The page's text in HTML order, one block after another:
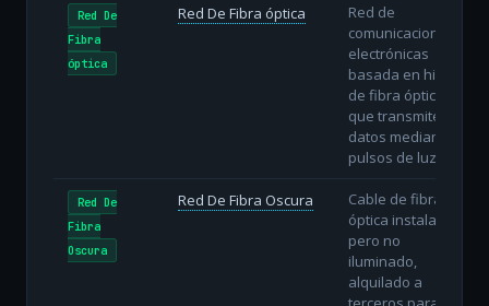
Red De
Fibra
óptica
Red De Fibra óptica
Red de
comunicaciones
electrónicas
basada en hilos
de fibra óptica
que transmiten
datos mediante
pulsos de luz.
Red De
Fibra
Oscura
Red De Fibra Oscura
Cable de fibra
óptica instalado
pero no
iluminado,
alquilado a